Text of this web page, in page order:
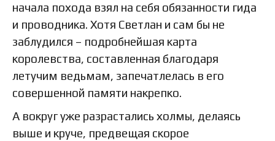
начала похода взял на себя обязанности гида
и проводника. Хотя Светлан и сам бы не
заблудился – подробнейшая карта
королевства, составленная благодаря
летучим ведьмам, запечатлелась в его
совершенной памяти накрепко.
А вокруг уже разрастались холмы, делаясь
выше и круче, предвещая скорое